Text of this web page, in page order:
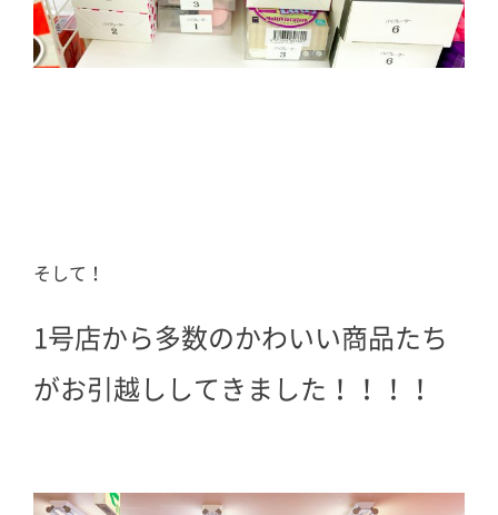
そして！
1号店から多数のかわいい商品たち
がお引越ししてきました！！！！